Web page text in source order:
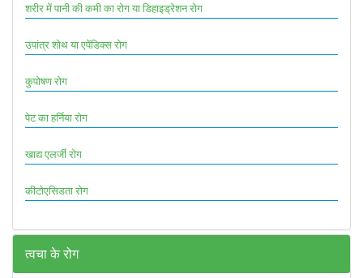
शरीर में पानी की कमी का रोग या डिहाइड्रेशन रोग
उपांत्र शोथ या एपेंडिक्स रोग
कुपोषण रोग
पेट का हर्निया रोग
खाद्य एलर्जी रोग
कीटोएसिडता रोग
त्वचा के रोग